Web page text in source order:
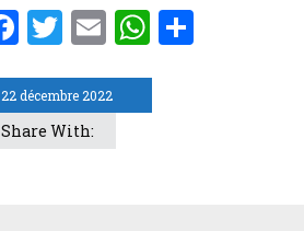
22 décembre 2022
Facebook
Twitter
EmailWhatsApp
Share With: